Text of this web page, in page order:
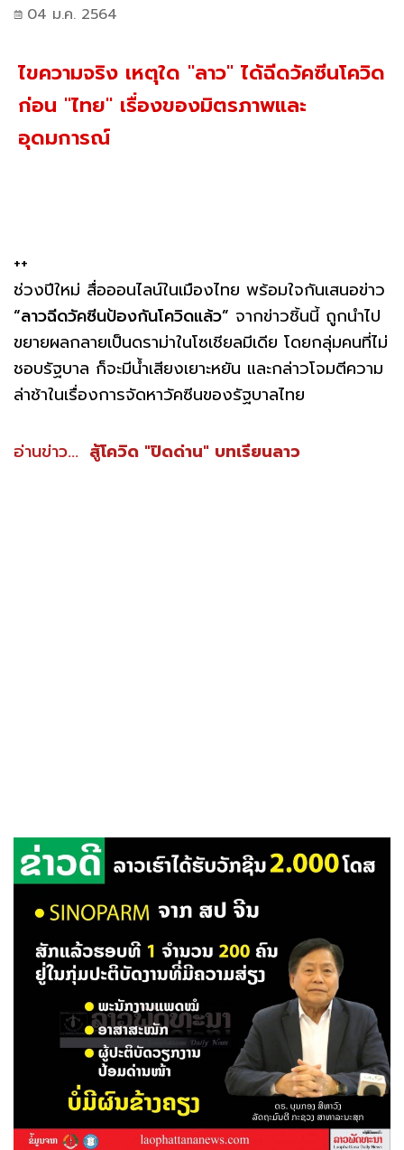
04 ม.ค. 2564
ไขความจริง เหตุใด "ลาว" ได้ฉีดวัคซีนโควิด
ก่อน "ไทย" เรื่องของมิตรภาพและ
อุดมการณ์
++
ช่วงปีใหม่ สื่อออนไลน์ในเมืองไทย พร้อมใจกันเสนอข่าว
“ลาวฉีดวัคซีนป้องกันโควิดแล้ว” จากข่าวชิ้นนี้ ถูกนำไป
ขยายผลกลายเป็นดราม่าในโซเชียลมีเดีย โดยกลุ่มคนที่ไม่
ชอบรัฐบาล ก็จะมีน้ำเสียงเยาะหยัน และกล่าวโจมตีความ
ล่าช้าในเรื่องการจัดหาวัคซีนของรัฐบาลไทย
อ่านข่าว... สู้โควิด "ปิดด่าน" บทเรียนลาว